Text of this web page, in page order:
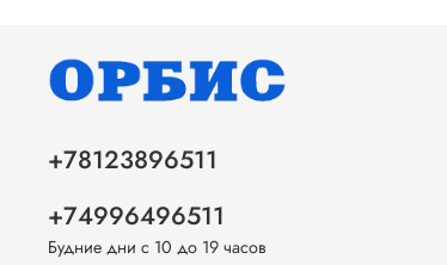
+78123896511
+74996496511
Будние дни с 10 до 19 часов